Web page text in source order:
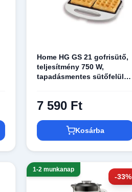
Home HG GS 21 gofrisütő,
teljesítmény 750 W,
tapadásmentes sütőfelület,
7 590 Ft
Kosárba
-33%
1-2 munkanap